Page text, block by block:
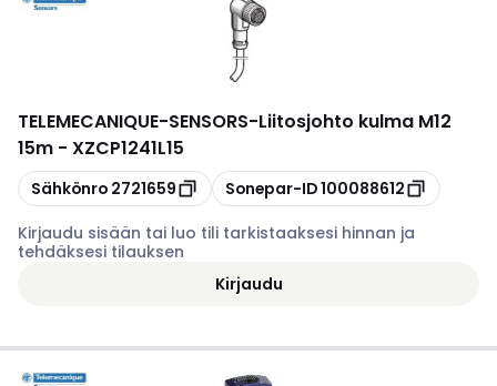
TELEMECANIQUE-SENSORS-Liitosjohto kulma M12
15m - XZCP1241L15
Kopioi
Sähkönro 2721659 Kopioi
Sonepar-ID100088612
Kirjaudu sisään tai luo tili tarkistaaksesi hinnan ja
tehdäksesi tilauksen
Kirjaudu